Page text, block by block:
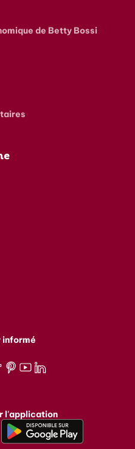
de Betty Bossi
informé
l'application